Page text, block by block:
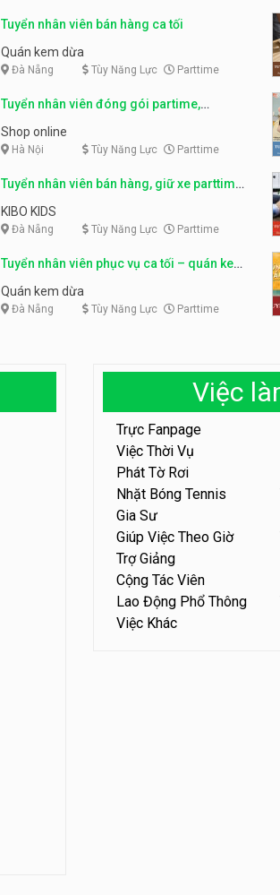
Tuyển nhân viên bán hàng ca tối
Quán kem dừa
Đà Nẵng Tùy Năng Lực Parttime
Tuyển nhân viên đóng gói partime,
fulltime
Shop online
Hà Nội Tùy Năng Lực Parttime
Tuyển nhân viên bán hàng, giữ xe parttime
– Kibo Kid
KIBO KIDS
Đà Nẵng Tùy Năng Lực Parttime
Tuyển nhân viên phục vụ ca tối – quán kem
dừa
Quán kem dừa
Đà Nẵng Tùy Năng Lực Parttime
Việc
Trực Fanpage
Việc Thời Vụ
Phát Tờ Rơi
Nhặt Bóng Tennis
Gia Sư
Giúp Việc Theo Giờ
Trợ Giảng
Cộng Tác Viên
Lao Động Phổ Thông
Việc Khác